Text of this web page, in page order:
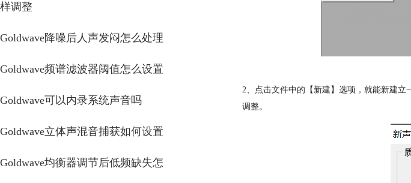
样调整
Goldwave降噪后人声发闷怎么处理
Goldwave频谱滤波器阈值怎么设置
Goldwave可以内录系统声音吗
Goldwave立体声混音捕获如何设置
Goldwave均衡器调节后低频缺失怎
2、点击文件中的【新建】选项，就能新建
调整。